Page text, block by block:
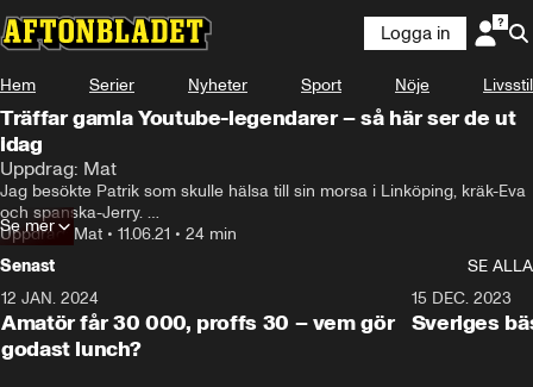
Logga in
Hem Serier Nyheter Sport Nöje Livsstil
Träffar gamla Youtube-legendarer – så här ser de ut
idag
Uppdrag: Mat
Jag besökte Patrik som skulle hälsa till sin morsa i Linköping, kräk-Eva
och spanska-Jerry.
Vad har hänt i deras liv sedan de blev virala på Youtube? Hur mår de?
Vad gör de idag?
Uppdrag: Mat • 11.06.21 • 24 min
Se mer
Senast
SE ALLA
12 JAN. 2024
Amatör får 30 000, proffs 30 – vem gör
godast lunch?
15 DEC. 2023
Sveriges